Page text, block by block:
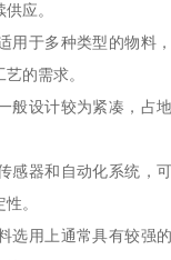
应。
用于多种类型的物料
的需求。
般设计较为紧凑，占
感器和自动化系统，
。
选用上通常具有较强